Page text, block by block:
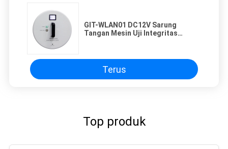
GIT-WLAN01 DC12V Sarung
Tangan Mesin Uji Integritas
Terus
Top produk